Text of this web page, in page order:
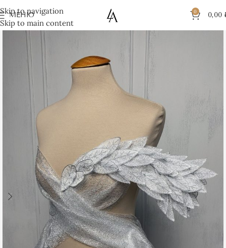
Skip to navigation
Skip to main content
МЕНЮ 0 0,00